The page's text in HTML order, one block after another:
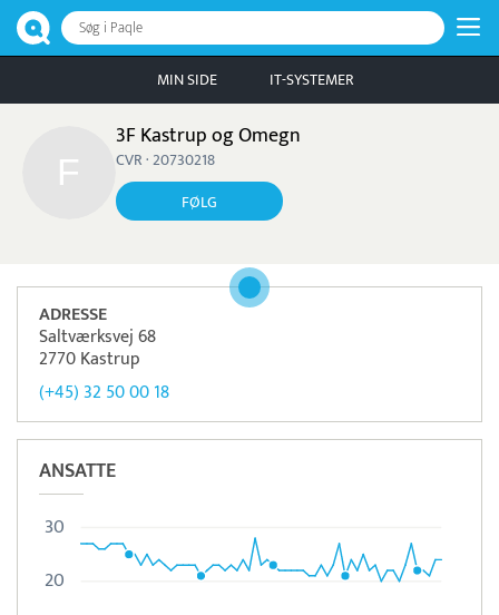
Søg i Paqle
MIN SIDE IT-SYSTEMER
3F Kastrup og Omegn
CVR · 20730218
FØLG
ADRESSE
Saltværksvej 68
2770 Kastrup
(+45) 32 50 00 18
ANSATTE
20
30